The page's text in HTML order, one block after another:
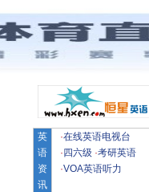
英
语
资
讯
·在线英语电视台
· 四六级 ·考研英语
·VOA英语听力